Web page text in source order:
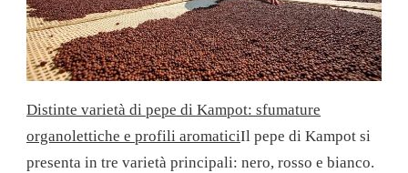
Distinte varietà di pepe di Kampot: sfumature
organolettiche e profili aromaticiIl pepe di Kampot si
presenta in tre varietà principali: nero, rosso e bianco.